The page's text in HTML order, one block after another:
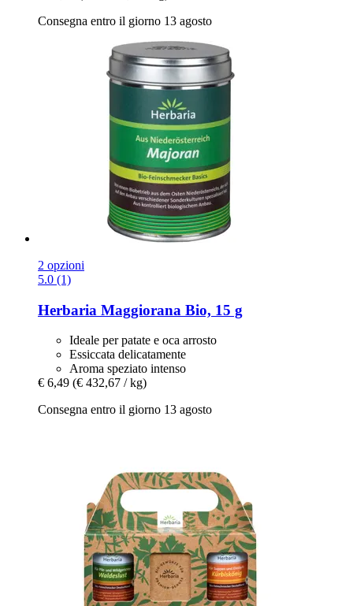
Consegna entro il giorno 13 agosto
2 opzioni
5.0 (1)
Herbaria Maggiorana Bio, 15 g
Ideale per patate e oca arrosto
Essiccata delicatamente
Aroma speziato intenso
€ 6,49 (€ 432,67 / kg)
Consegna entro il giorno 13 agosto